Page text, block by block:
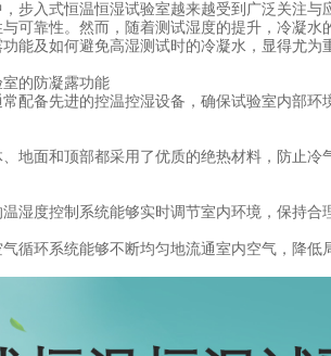
步入式恒温恒湿试验室越来越受到广泛关注与
可靠性。然而，随着测试湿度的提升，冷凝
能及如何避免高湿测试时的冷凝水，显得尤为
的防凝露功能
配备先进的控温控湿设备，确保试验室内部
地面和顶部都采用了优质的绝热材料，防止
湿度控制系统能够实时调节室内环境，保持合
循环系统能够不断均匀地流通室内空气，降低